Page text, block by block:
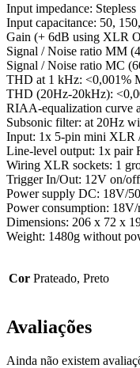
Input impedance:
Input capacitance: 50,
Gain (+ 6dB using XLR
Signal / Noise ratio MM
Signal / Noise ratio MC
THD at 1 kHz: <0,001%
THD (20Hz-20kHz):
RIAA-equalization curve
Subsonic filter: at 20Hz
Input: 1x 5-pin mini XLR
Line-level output: 1x pair
Wiring XLR sockets: 1
Trigger In/Out: 12V on/
Power supply DC: 18V/
Power consumption:
Dimensions: 206 x 72 x
Weight: 1480g without
Cor Prateado, Preto
Avaliações
Ainda não existem